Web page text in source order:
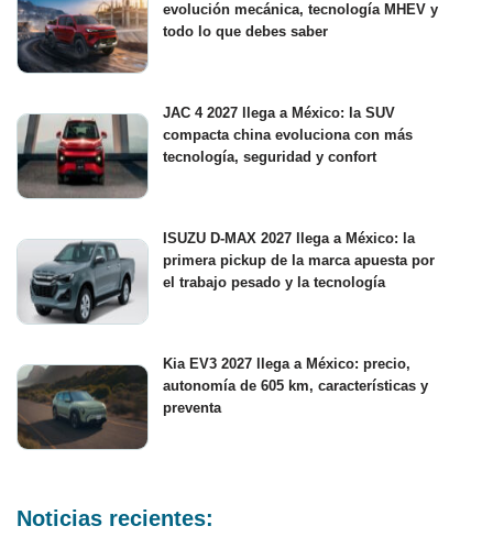
evolución mecánica, tecnología MHEV y
todo lo que debes saber
JAC 4 2027 llega a México: la SUV
compacta china evoluciona con más
tecnología, seguridad y confort
ISUZU D-MAX 2027 llega a México: la
primera pickup de la marca apuesta por
el trabajo pesado y la tecnología
Kia EV3 2027 llega a México: precio,
autonomía de 605 km, características y
preventa
Noticias recientes: